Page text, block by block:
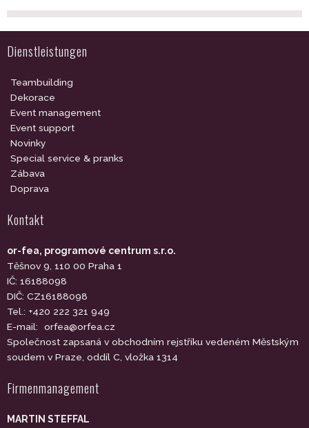
Dienstleistungen
Teambuilding
Dekorace
Event management
Event support
Novinky
Special service & pranks
Zábava
Doprava
Kontakt
or-fea, programové centrum s.r.o.
Těšnov 9, 110 00 Praha 1
IČ: 16188098
DIČ: CZ16188098
Tel.: +420 222 321 949
E-mail:
orfea@orfea.cz
Společnost zapsaná v obchodním rejstříku vedeném Městským
soudem v Praze, oddíl C, vložka 1314
Firmenmanagement
MARTIN STEFFAL